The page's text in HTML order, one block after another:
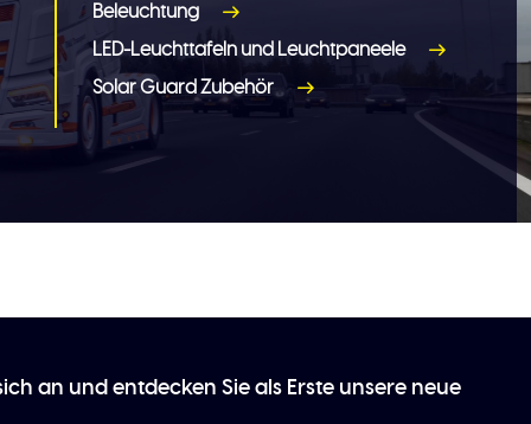
Beleuchtung
LED-Leuchttafeln und Leuchtpaneele
Solar Guard Zubehör
an und entdecken Sie als Erste unsere neue